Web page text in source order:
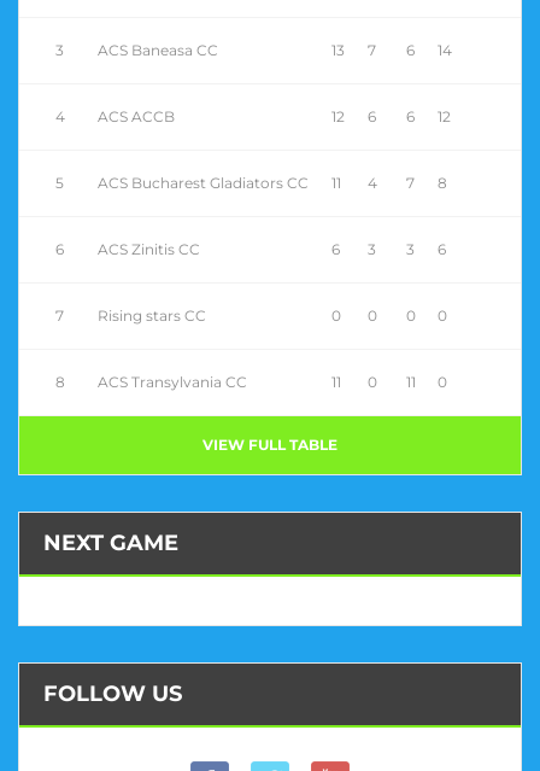
3 ACS Baneasa CC 13 7 6 14
4 ACS ACCB 12 6 6 12
5 ACS Bucharest Gladiators CC 11 4 7 8
6 ACS Zinitis CC 6 3 3 6
7 Rising stars CC 0 0 0 0
8 ACS Transylvania CC 11 0 11 0
VIEW FULL TABLE
NEXT GAME
FOLLOW US